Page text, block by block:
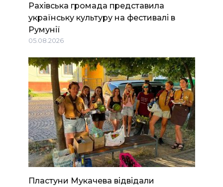
Рахівська громада представила
українську культуру на фестивалі в
Румунії
05.08.2026
Пластуни Мукачева відвідали